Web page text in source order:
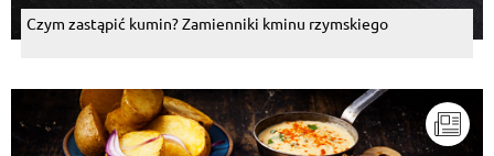
Czym zastąpić kumin? Zamienniki kminu rzymskiego